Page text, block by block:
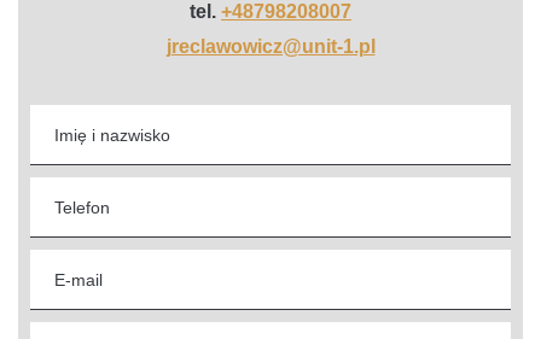
tel. +48798208007
jreclawowicz@unit-1.pl